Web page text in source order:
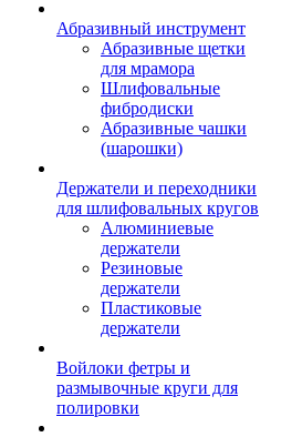
Абразивный инструмент
Абразивные щетки
для мрамора
Шлифовальные
фибродиски
Абразивные чашки
(шарошки)
Держатели и переходники
для шлифовальных кругов
Алюминиевые
держатели
Резиновые
держатели
Пластиковые
держатели
Войлоки фетры и
размывочные круги для
полировки